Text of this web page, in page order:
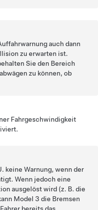
auch dann
zu erwarten ist.
Sie den Bereich
zu können, ob
Fahrgeschwindigkeit
keine Warnung, wenn der
Wenn jedoch eine
ausgelöst wird (z. B. die
Model 3 die Bremsen